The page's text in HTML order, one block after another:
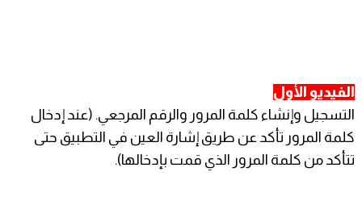
الفيديو الأول
​التسجيل وإنشاء كلمة المرور والرقم المرجعي. (عند إدخال
كلمة المرور تأكد عن طريق إشارة العين في التطبيق حتى
تتأكد من كلمة المرور الذي قمت بإدخالها).